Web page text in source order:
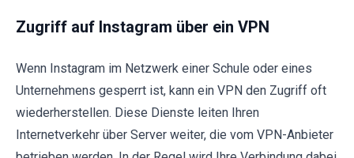
Zugriff auf Instagram über ein VPN
Wenn Instagram im Netzwerk einer Schule oder eines
Unternehmens gesperrt ist, kann ein VPN den Zugriff oft
wiederherstellen. Diese Dienste leiten Ihren
Internetverkehr über Server weiter, die vom VPN-Anbieter